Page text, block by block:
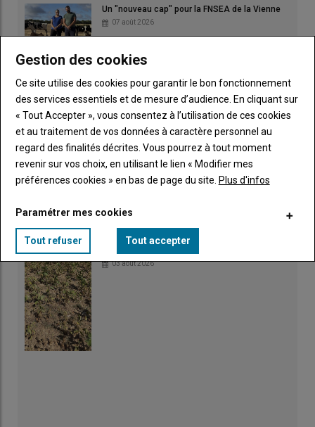
Un "nouveau cap" pour la FNSEA de la Vienne
07 août 2026
L'égalité en milieu rural
06 août 2026
La microbiologie au cœur d'un reportage primé
04 août 2026
Irrigation : fortes chaleurs et rendements
03 août 2026
Gestion des cookies
Ce site utilise des cookies pour garantir le bon fonctionnement
des services essentiels et de mesure d’audience. En cliquant sur
« Tout Accepter », vous consentez à l’utilisation de ces cookies
et au traitement de vos données à caractère personnel au
regard des finalités décrites. Vous pourrez à tout moment
revenir sur vos choix, en utilisant le lien « Modifier mes
préférences cookies » en bas de page du site. Plus d'infos
Paramétrer mes cookies
Tout refuser Tout accepter